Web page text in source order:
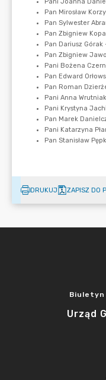
DRUKUJ ZAPISZ DO
Urząd